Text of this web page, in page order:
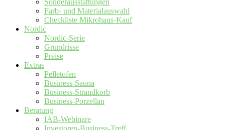
Sonderausstattungen
Farb- und Materialauswahl
Checkliste Mikrohaus-Kauf
Nordic
Nordic-Serie
Grundrisse
Preise
Extras
Pelletofen
Business-Sauna
Business-Strandkorb
Business-Porzellan
Beratung
IAB-Webinare